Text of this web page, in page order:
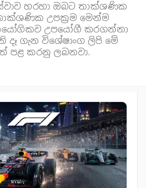
හරහා ඔබට තාක්ශණික
උපක්‍රම මෙන්ම
උපයෝගී කරගන්නා
දෑ ගැන විශේෂාංග ලිපි මේ
පළ කරනු ලබනවා.